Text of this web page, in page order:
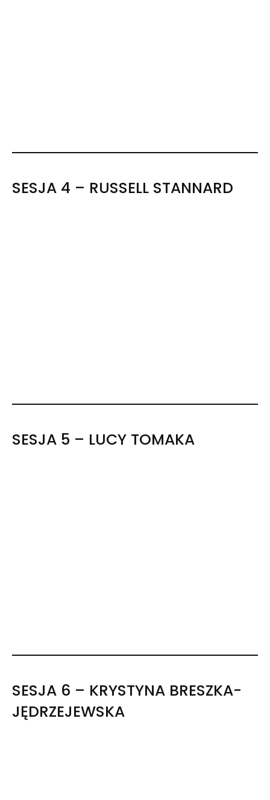
SESJA 4 – RUSSELL STANNARD
SESJA 5 – LUCY TOMAKA
SESJA 6 – KRYSTYNA BRESZKA-
JĘDRZEJEWSKA